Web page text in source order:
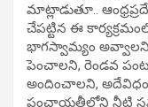
మాట్లాడుతూ..
చేపట్టిన ఈ
భాగస్వామ్యం
పెంచాలని, రెండవ
అందించాలని,
పంచాయతీలోని నీటి